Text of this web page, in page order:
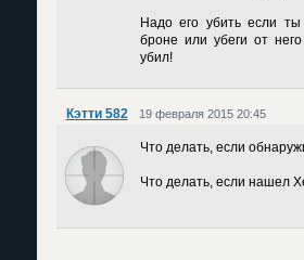
Надо его убить если
броне или убеги от
убил!
Кэтти 582 19 февраля 2015 20:45
Что делать, если
Что делать, если нашел